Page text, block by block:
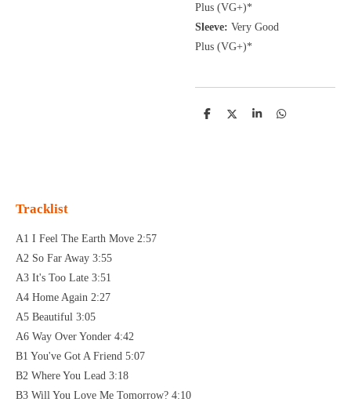
Plus (VG+)*
Sleeve: Very Good
Plus (VG+)*
D
D
S
D
Tracklist
A1 I Feel The Earth Move 2:57
A2 So Far Away 3:55
A3 It's Too Late 3:51
A4 Home Again 2:27
A5 Beautiful 3:05
A6 Way Over Yonder 4:42
B1 You've Got A Friend 5:07
B2 Where You Lead 3:18
B3 Will You Love Me Tomorrow? 4:10